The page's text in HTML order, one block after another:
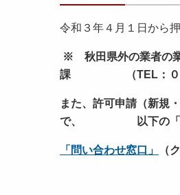
令和３年４月１日から
※ 秋田県外の業者の業
課 （TEL：０１８－
また、許可申請（新規
で、 以下の「問い合
「問い合わせ窓口」 （